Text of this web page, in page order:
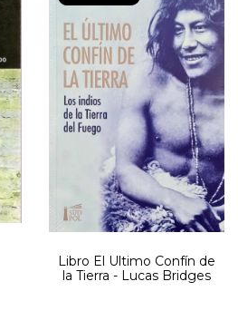
Libro El Ultimo Confín de
la Tierra - Lucas Bridges